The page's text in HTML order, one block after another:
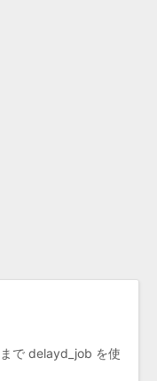
で delayd_job を使